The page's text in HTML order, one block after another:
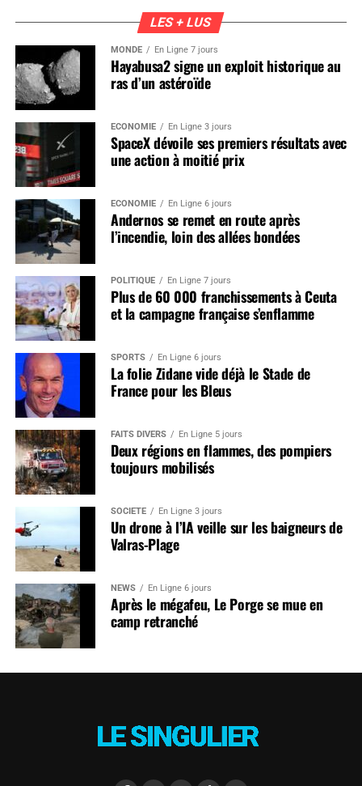
LES + LUS
MONDE En Ligne 7 jours
Hayabusa2 signe un exploit historique au
ras d’un astéroïde
ÉCONOMIE En Ligne 3 jours
SpaceX dévoile ses premiers résultats avec
une action à moitié prix
ÉCONOMIE En Ligne 6 jours
Andernos se remet en route après
l’incendie, loin des allées bondées
POLITIQUE En Ligne 7 jours
Plus de 60 000 franchissements à Ceuta
et la campagne française s’enflamme
SPORTS En Ligne 6 jours
La folie Zidane vide déjà le Stade de
France pour les Bleus
FAITS DIVERS En Ligne 5 jours
Deux régions en flammes, des pompiers
toujours mobilisés
SOCIÉTÉ En Ligne 3 jours
Un drone à l’IA veille sur les baigneurs de
Valras-Plage
NEWS En Ligne 6 jours
Après le mégafeu, Le Porge se mue en
camp retranché